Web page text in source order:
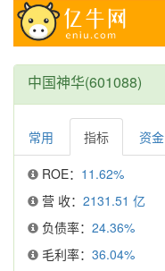
中国神华(601088)
常用 指标 资金
ROE： 11.62%
营 收： 2131.51 亿
负债率： 24.36%
毛利率： 36.04%